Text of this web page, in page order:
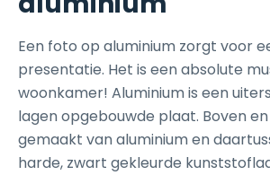
Een foto op aluminium zorgt voor
presentatie. Het is een absolute
woonkamer! Aluminium is een
lagen opgebouwde plaat. Boven
gemaakt van aluminium en
harde, zwart gekleurde